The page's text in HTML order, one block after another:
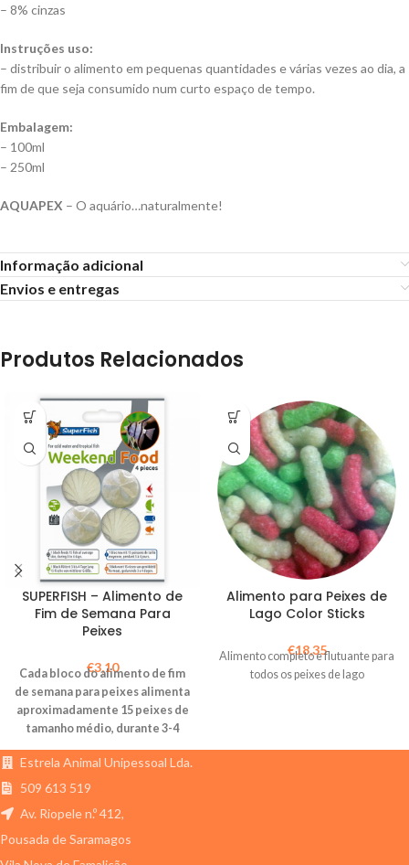
– 8% cinzas
Instruções uso:
– distribuir o alimento em pequenas quantidades e várias vezes ao dia, a
fim de que seja consumido num curto espaço de tempo.
Embalagem:
– 100ml
– 250ml
AQUAPEX – O aquário…naturalmente!
Informação adicional
Envios e entregas
Produtos Relacionados
SUPERFISH – Alimento de
Fim de Semana Para
Peixes
€3,10
Cada bloco do alimento de fim
de semana para peixes alimenta
aproximadamente 15 peixes de
tamanho médio, durante 3-4
Alimento para Peixes de
Lago Color Sticks
€18,35
Alimento completo e flutuante para
todos os peixes de lago
Estrela Animal Unipessoal Lda.
509 613 519
Av. Riopele n.º 412,
Pousada de Saramagos